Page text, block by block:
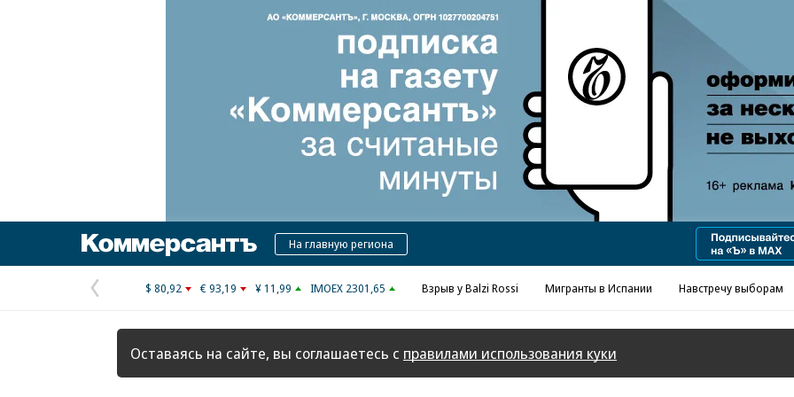
Реклама в «Ъ» www.kommersant.ru/ad
КоммерсантъНа главную региона
Предыдущая
страница
$ 80,92 € 93,19 ¥ 11,99 IMOEX 2301,65 Взрыв у Balzi Rossi Мигранты в Испании Навстречу выборам
Оставаясь на сайте, вы соглашаетесь с правилами использования куки